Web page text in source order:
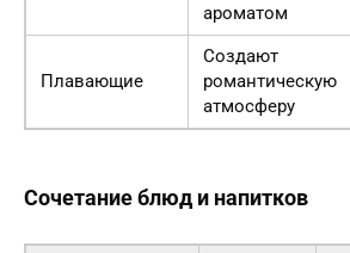
ароматом
Плавающие
Создают
романтическую
атмосферу
Сочетание блюд и напитков